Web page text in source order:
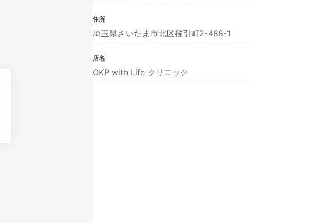
住所
埼玉県さいたま市北区櫛引町2-488-1
店名
OKP with Life クリニック